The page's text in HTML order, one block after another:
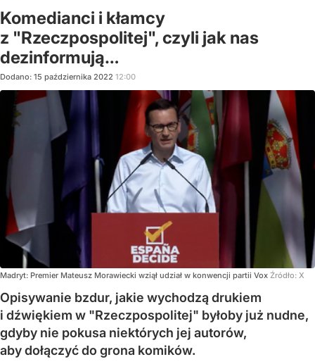
Komedianci i kłamcy
z "Rzeczpospolitej", czyli jak nas
dezinformują…
Dodano: 15 października 2022 12:00
Madryt: Premier Mateusz Morawiecki wziął udział w konwencji partii Vox Źródło: X
Opisywanie bzdur, jakie wychodzą drukiem
i dźwiękiem w "Rzeczpospolitej" byłoby już nudne,
gdyby nie pokusa niektórych jej autorów,
aby dołączyć do grona komików.